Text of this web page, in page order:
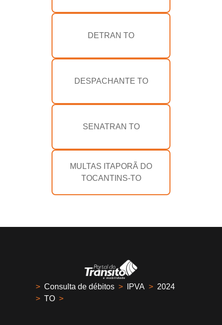
DETRAN TO
DESPACHANTE TO
SENATRAN TO
MULTAS ITAPORÃ DO
TOCANTINS-TO
> Consulta de débitos > IPVA > 2024
> TO >